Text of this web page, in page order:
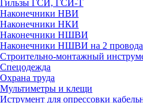
Гильзы ГСИ, ГСИ-Т
Наконечники НВИ
Наконечники НКИ
Наконечники НШВИ
Наконечники НШВИ на 2 провода
Строительно-монтажный
Спецодежда
Охрана труда
Мультиметры и клещи
Иструмент для опрессовки